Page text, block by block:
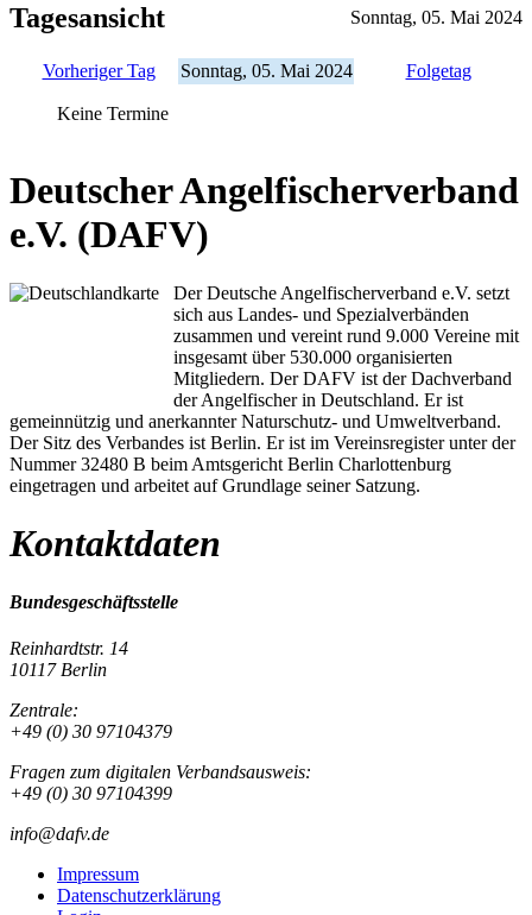
Tagesansicht Sonntag, 05. Mai 2024
Vorheriger Tag Sonntag, 05. Mai 2024 Folgetag
Keine Termine
Deutscher Angelfischerverband
e.V. (DAFV)
Der Deutsche Angelfischerverband e.V. setzt
sich aus Landes- und Spezialverbänden
zusammen und vereint rund 9.000 Vereine mit
insgesamt über 530.000 organisierten
Mitgliedern. Der DAFV ist der Dachverband
der Angelfischer in Deutschland. Er ist
gemeinnützig und anerkannter Naturschutz- und Umweltverband.
Der Sitz des Verbandes ist Berlin. Er ist im Vereinsregister unter der
Nummer 32480 B beim Amtsgericht Berlin Charlottenburg
eingetragen und arbeitet auf Grundlage seiner Satzung.
Kontaktdaten
Bundesgeschäftsstelle
Reinhardtstr. 14
10117 Berlin
Zentrale:
+49 (0) 30 97104379
Fragen zum digitalen Verbandsausweis:
+49 (0) 30 97104399
info@dafv.de
Impressum
Datenschutzerklärung